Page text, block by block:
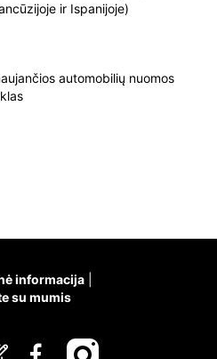
ir Ispanijoje)
automobilių nuomos
informacija
su mumis